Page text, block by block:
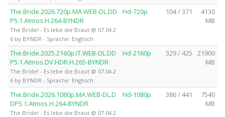
The.Bride.2026.720p.MA.WEB-DL.DD
P5.1.Atmos.H.264-BYNDR
The Bride! - Es lebe die Braut @ 07.04.2
6 by BYNDR - Sprache: Englisch
Hd-720p 104 / 371
4130
MB
The.Bride.2025.2160p.iT.WEB-DL.DD
P5.1.Atmos.DV.HDR.H.265-BYNDR
The Bride! - Es lebe die Braut @ 07.04.2
6 by BYNDR - Sprache: Englisch
Hd-2160p 329 / 425
21900
MB
The.Bride.2026.1080p.MA.WEB-DL.D
DP5.1.Atmos.H.264-BYNDR
The Bride! - Es lebe die Braut @ 07.04.2
Hd-1080p 386 / 441
7540
MB